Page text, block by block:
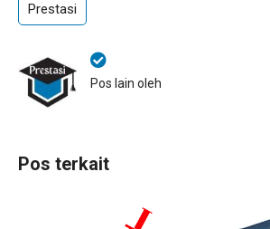
Prestasi
Pos lain oleh
Pos terkait